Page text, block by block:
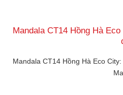
Mandala CT14 Hồng Hà
Mandala CT14 Hồng Hà Eco